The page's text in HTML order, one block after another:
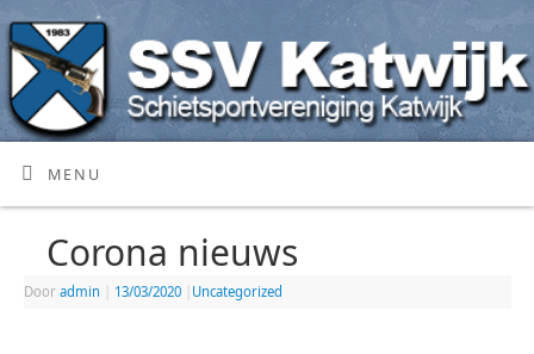
MENU
Corona nieuws
Door admin 13/03/2020 Uncategorized